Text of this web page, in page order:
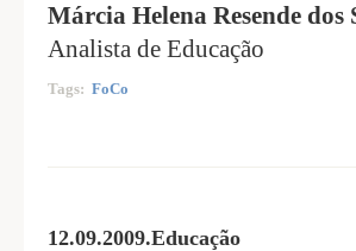
Márcia Helena Resende dos
Analista de Educação
Tags: FoCo
12.09.2009.Educação